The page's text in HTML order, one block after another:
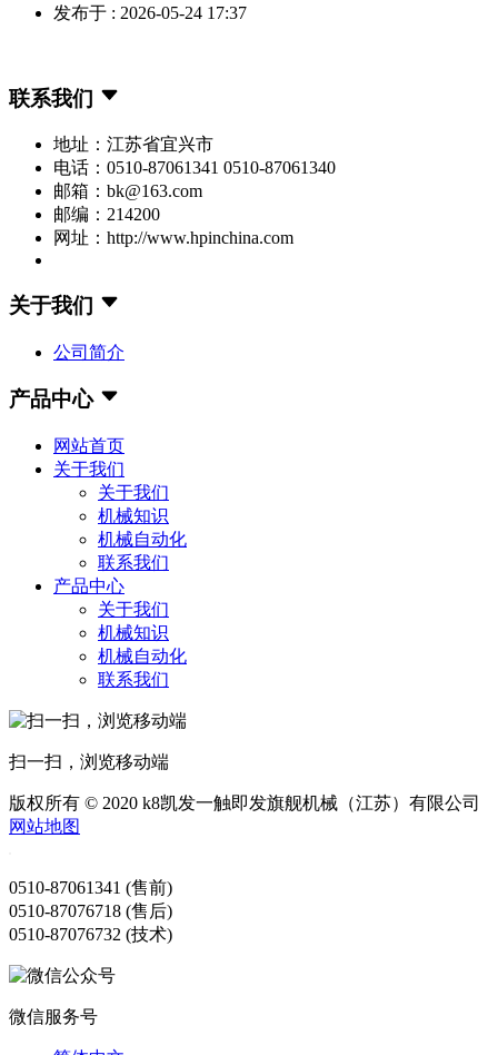
发布于 : 2026-05-24 17:37
联系我们
地址：江苏省宜兴市
电话：0510-87061341 0510-87061340
邮箱：bk@163.com
邮编：214200
网址：http://www.hpinchina.com
关于我们
公司简介
产品中心
网站首页
关于我们
关于我们
机械知识
机械自动化
联系我们
产品中心
关于我们
机械知识
机械自动化
联系我们
扫一扫，浏览移动端
版权所有 © 2020 k8凯发一触即发旗舰机械（江苏）有限公司
网站地图
0510-87061341 (售前)
0510-87076718 (售后)
0510-87076732 (技术)
微信服务号